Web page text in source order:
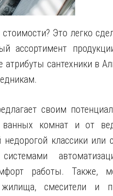
Это легко
ассортимент
атрибуты сантехники в
своим
ванных комнат и от
классики или
работы. Также,
смесители и